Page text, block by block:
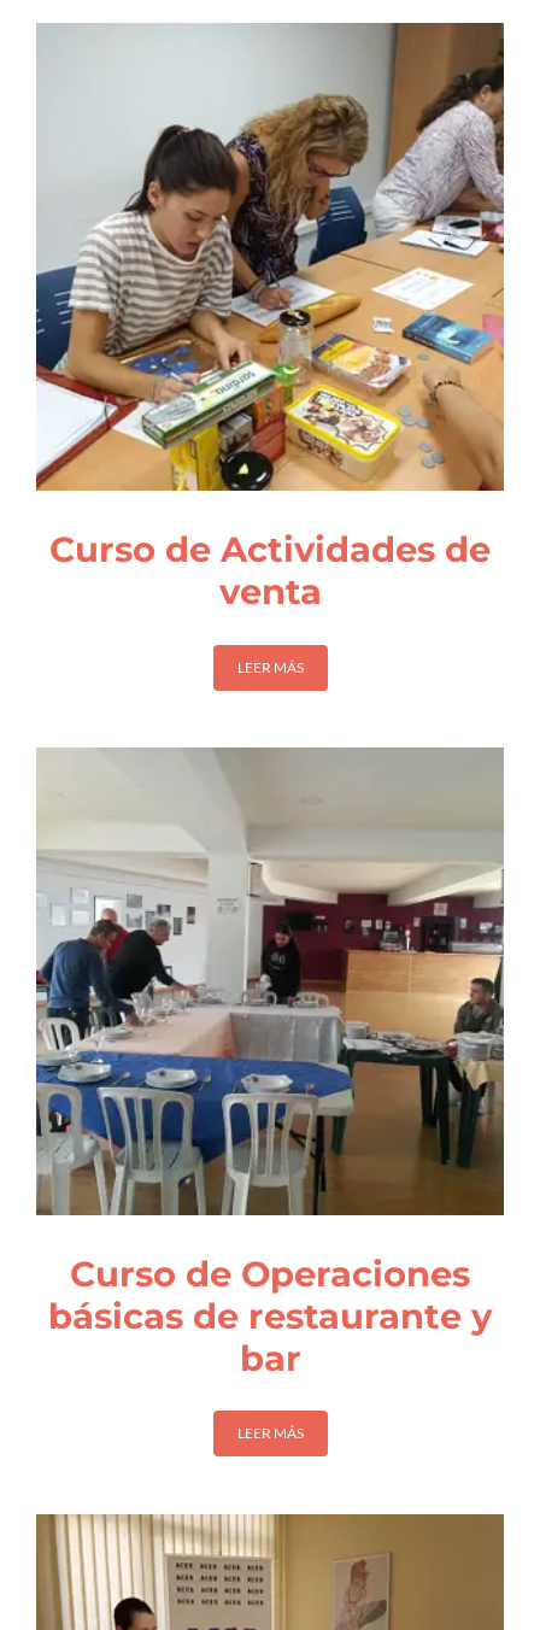
Curso de Actividades de
venta
LEER MÁS
Curso de Operaciones
básicas de restaurante y
bar
LEER MÁS